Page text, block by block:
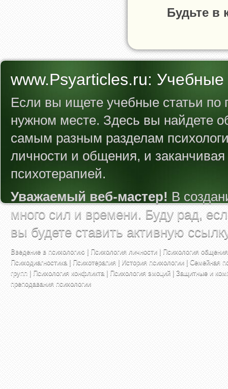
Будьте в
www.Psyarticles.ru: Учебные
Если вы ищете учебные статьи по
нужном месте. Здесь вы найдете
самым разным разделам
личности и общения, и
психотерапией.
Уважаемый веб-мастер! В
много сил и времени. Буду рад,
вы будете ставить активную
Введение в психологию | Психология личности | Психология общения
Психодиагностика | Психотерапия | История психологии | Семейная
групп | Психология конфликта | Психология эмоций | Защитные и
преподавания психологии